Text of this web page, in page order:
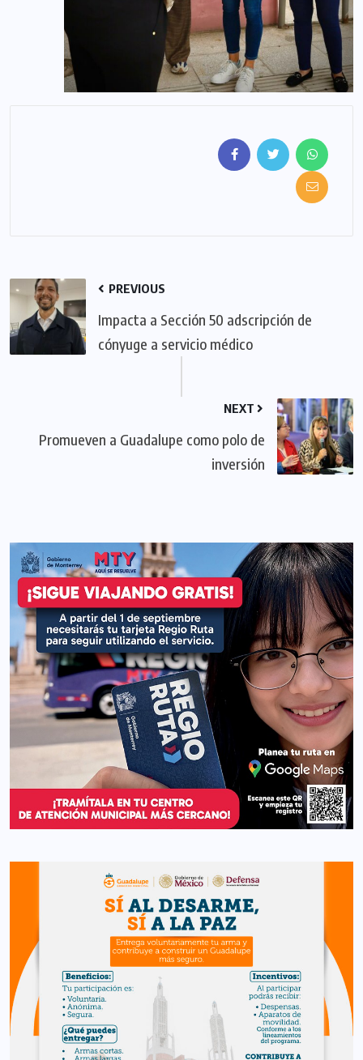
PREVIOUS
Impacta a Sección 50 adscripción de
cónyuge a servicio médico
NEXT
Promueven a Guadalupe como polo de
inversión